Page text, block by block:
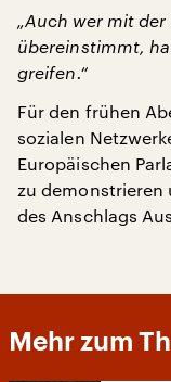
„Auch wer mit
übereinstimmt,
greifen.“
Für den frühen
sozialen
Europäischen
zu demonstrieren
des Anschlags
Mehr zum